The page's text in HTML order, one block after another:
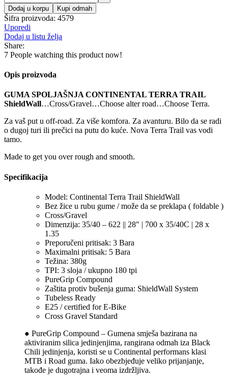
Dodaj u korpu Kupi odmah
Šifra proizvoda: 4579
Uporedi
Dodaj u listu želja
Share:
7 People watching this product now!
Opis proizvoda
GUMA SPOLJAŠNJA CONTINENTAL TERRA TRAIL
ShieldWall…Cross/Gravel…Choose alter road…Choose Terra.
Za vaš put u off-road. Za više komfora. Za avanturu. Bilo da se radi
o dugoj turi ili prečici na putu do kuće. Nova Terra Trail vas vodi
tamo.
Made to get you over rough and smooth.
Specifikacija
Model: Continental Terra Trail ShieldWall
Bez žice u rubu gume / može da se preklapa ( foldable )
Cross/Gravel
Dimenzija: 35/40 – 622 || 28″ | 700 x 35/40C | 28 x
1.35
Preporučeni pritisak: 3 Bara
Maximalni pritisak: 5 Bara
Težina: 380g
TPI: 3 sloja / ukupno 180 tpi
PureGrip Compound
Zaštita protiv bušenja guma: ShieldWall System
Tubeless Ready
E25 / certified for E-Bike
Cross Gravel Standard
● PureGrip Compound – Gumena smješa bazirana na
aktiviranim silica jedinjenjima, rangirana odmah iza Black
Chili jedinjenja, koristi se u Continental performans klasi
MTB i Road guma. Iako obezbjeđuje veliko prijanjanje,
takođe je dugotrajna i veoma izdržljiva.